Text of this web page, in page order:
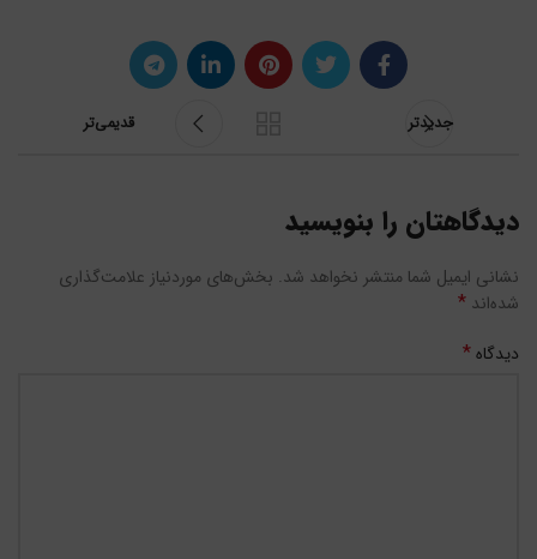
جدیدتر قدیمی‌تر
دیدگاهتان را بنویسید
نشانی ایمیل شما منتشر نخواهد شد. بخش‌های موردنیاز علامت‌گذاری
شده‌اند *
دیدگاه*